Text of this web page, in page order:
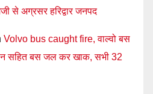
से अग्रसर हरिद्वार जनपद
Volvo bus caught fire, वाल्वो बस
सहित बस जल कर खाक, सभी 32